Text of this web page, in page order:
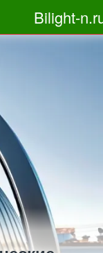
Bilight-